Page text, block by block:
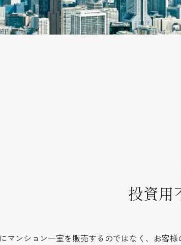
投資用
マンション一室を販売するのではなく、お客